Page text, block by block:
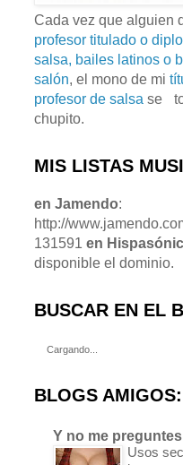
Cada vez que alguien
profesor titulado o
salsa, bailes latinos o
salón, el mono de mi
profesor de salsa se
chupito.
MIS LISTAS
en Jamendo:
http://
131591 en
disponible el dominio.
BUSCAR EN EL
Cargando...
BLOGS AMIGOS:
Y no me
Usos